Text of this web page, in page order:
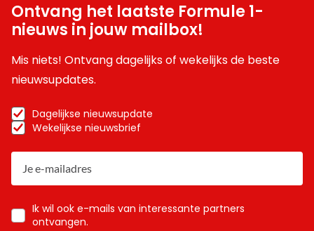
Ontvang het laatste Formule 1-
nieuws in jouw mailbox!
Mis niets! Ontvang dagelijks of wekelijks de beste
nieuwsupdates.
Dagelijkse nieuwsupdate
Wekelijkse nieuwsbrief
Ik wil ook e-mails van interessante partners
ontvangen.